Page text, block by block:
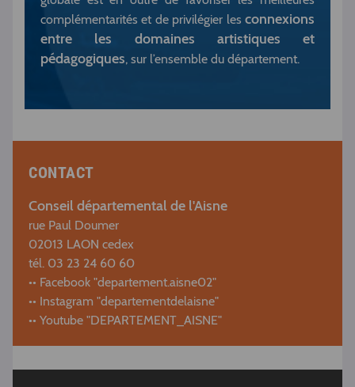
complémentarités et de privilégier les connexions
entre les domaines artistiques et
pédagogiques, sur l’ensemble du département.
CONTACT
Conseil départemental de l'Aisne
rue Paul Doumer
02013 LAON cedex
tél. 03 23 24 60 60
•• Facebook "departement.aisne02"
•• Instagram "departementdelaisne"
•• Youtube "DEPARTEMENT_AISNE"